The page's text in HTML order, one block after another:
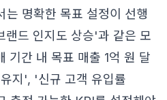
는 명확한 목표 설정이 선행
랜드 인지도 상승'과 같은 모
기간 내 목표 매출 1억 원 달
지', '신규 고객 유입률